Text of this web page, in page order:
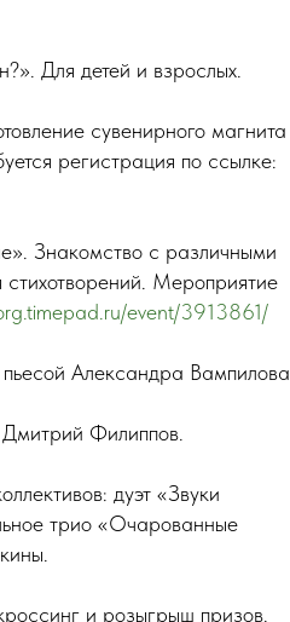
Для детей и взрослых.
сувенирного магнита
регистрация по ссылке:
Знакомство с различными
Мероприятие
event/3913861/
Александра Вампилова
Филиппов.
дуэт «Звуки
трио «Очарованные
и розыгрыш призов.